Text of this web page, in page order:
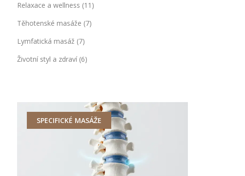
Relaxace a wellness (11)
Těhotenské masáže (7)
Lymfatická masáž (7)
Životní styl a zdraví (6)
SPECIFICKÉ MASÁŽE